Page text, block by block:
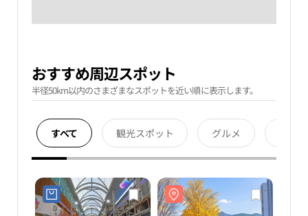
おすすめ周辺スポット
半径50km以内のさまざまなスポットを近い順に表示します。
すべて 観光スポット グルメ